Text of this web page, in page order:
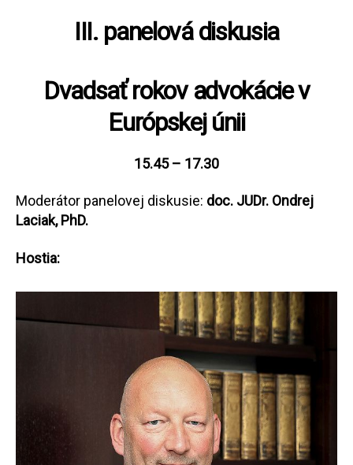
III. panelová diskusia
Dvadsať rokov advokácie v
Európskej únii
15.45 – 17.30
Moderátor panelovej diskusie: doc. JUDr. Ondrej
Laciak, PhD.
Hostia: